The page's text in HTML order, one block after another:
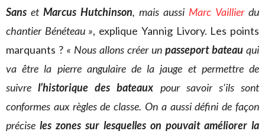
Sans et Marcus Hutchinson, mais aussi Marc Vaillierdu
chantier Bénéteau », explique Yannig Livory. Les points
marquants ? « Nous allons créer un passeport bateau qui
va être la pierre angulaire de la jauge et permettre de
suivrel’historique des bateaux pour savoir s’ils sont
conformes aux règles de classe. On a aussi défini de façon
précise les zones sur lesquelles on pouvait améliorer la